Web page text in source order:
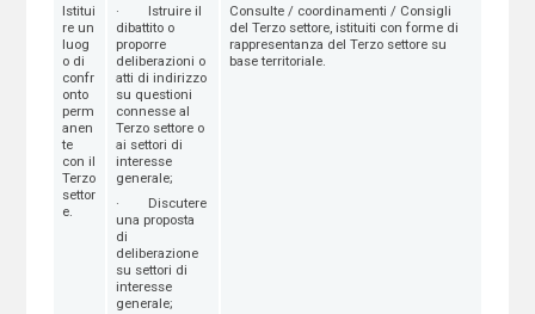
Istitui
re un
luog
o di
confr
onto
perm
anen
te
con il
Terzo
settor
e.
· Istruire il
dibattito o
proporre
deliberazioni o
atti di indirizzo
su questioni
connesse al
Terzo settore o
ai settori di
interesse
generale;
· Discutere
una proposta
di
deliberazione
su settori di
interesse
generale;
Consulte / coordinamenti / Consigli
del Terzo settore, istituiti con forme di
rappresentanza del Terzo settore su
base territoriale.